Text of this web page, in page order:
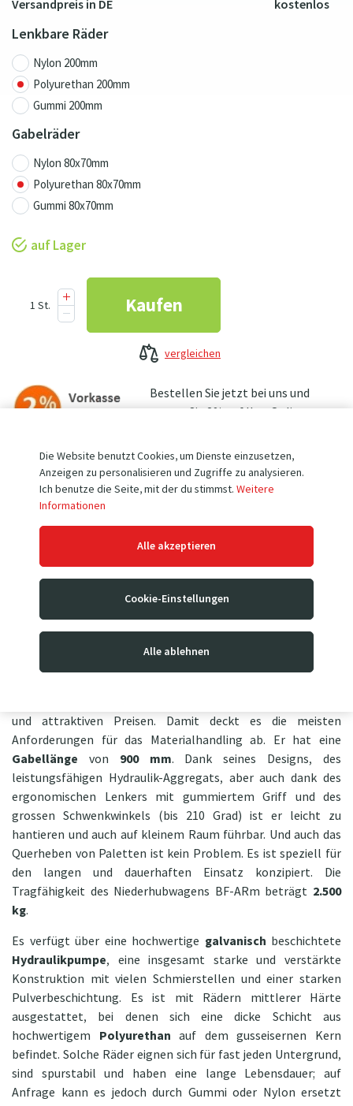
Die Website benutzt Cookies, um Dienste einzusetzen,
Anzeigen zu personalisieren und Zugriffe zu analysieren.
Ich benutze die Seite, mit der du stimmst. Weitere
Informationen
Alle akzeptieren
Cookie-Einstellungen
Alle ablehnen
Bestellen Sie jetzt bei uns und
sparen Sie 2% auf Ihre Online-
Vorkasse (giltnicht für PayPal-Zahlung)
Der Betrag wird nach Anwendung desRabattcodes "2RABATT"
vom Einkaufswert im Warenkorb abgezogen.
erhalten Sieleichte und bequeme
Arbeitshandschuhe
nur für
0,10 €!
und attraktiven Preisen. Damit deckt es die meisten
Anforderungen für das Materialhandling ab. Er hat eine
Gabellänge von 900 mm. Dank seines Designs, des
leistungsfähigen Hydraulik-Aggregats, aber auch dank des
ergonomischen Lenkers mit gummiertem Griff und des
grossen Schwenkwinkels (bis 210 Grad) ist er leicht zu
hantieren und auch auf kleinem Raum führbar. Und auch das
Querheben von Paletten ist kein Problem. Es ist speziell für
den langen und dauerhaften Einsatz konzipiert. Die
Tragfähigkeit des Niederhubwagens BF-ARm beträgt 2.500
kg.
Es verfügt über eine hochwertige galvanisch beschichtete
Hydraulikpumpe, eine insgesamt starke und verstärkte
Konstruktion mit vielen Schmierstellen und einer starken
Pulverbeschichtung. Es ist mit Rädern mittlerer Härte
ausgestattet, bei denen sich eine dicke Schicht aus
hochwertigem Polyurethan auf dem gusseisernen Kern
befindet. Solche Räder eignen sich für fast jeden Untergrund,
sind spurstabil und haben eine lange Lebensdauer; auf
Anfrage kann es jedoch durch Gummi oder Nylon ersetzt
auf Lager
Lenkbare Räder
Nylon 200mm
Polyurethan 200mm
Gummi 200mm
Gabelräder
Nylon 80x70mm
Polyurethan 80x70mm
Gummi 80x70mm
vergleichen